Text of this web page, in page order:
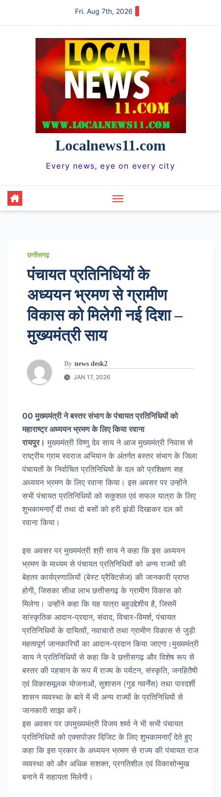
Fri. Aug 7th, 2026
Localnews11.com
Every news, eye on every city
छत्तीसगढ़
पंचायत प्रतिनिधियों के
अध्ययन भ्रमण से ग्रामीण
विकास को मिलेगी नई दिशा –
मुख्यमंत्री साय
By news desk2
JAN 17, 2026
00 मुख्यमंत्री ने बस्तर संभाग के पंचायत प्रतिनिधियों को
महाराष्ट्र अध्ययन भ्रमण के लिए किया रवाना
रायपुर। मुख्यमंत्री विष्णु देव साय ने आज मुख्यमंत्री निवास से
राष्ट्रीय ग्राम स्वराज अभियान के अंतर्गत बस्तर संभाग के जिला
पंचायतों के निर्वाचित प्रतिनिधियों के दल को प्रशिक्षण सह
अध्ययन भ्रमण के लिए रवाना किया। इस अवसर पर उन्होंने
सभी पंचायत प्रतिनिधियों को सकुशल एवं सफल यात्रा के लिए
शुभकामनाएँ दीं तथा दो बसों को हरी झंडी दिखाकर दल को
रवाना किया।
इस अवसर पर मुख्यमंत्री श्री साय ने कहा कि इस अध्ययन
भ्रमण के माध्यम से पंचायत प्रतिनिधियों को अन्य राज्यों की
बेहतर कार्यप्रणालियों (बेस्ट प्रैक्टिसेज) की जानकारी प्राप्त
होगी, जिसका सीधा लाभ छत्तीसगढ़ के ग्रामीण विकास को
मिलेगा। उन्होंने कहा कि यह यात्रा बहुउद्देशीय है, जिसमें
सांस्कृतिक आदान-प्रदान, संवाद, विचार-विमर्श, पंचायत
प्रतिनिधियों के दायित्वों, नवाचारों तथा ग्रामीण विकास से जुड़ी
महत्वपूर्ण जानकारियों का आदान-प्रदान किया जाएगा।मुख्यमंत्री
साय ने प्रतिनिधियों से कहा कि वे छत्तीसगढ़ और विशेष रूप से
बस्तर की पहचान के रूप में राज्य के पर्यटन, संस्कृति, जनहितैषी
एवं विकासमूलक योजनाओं, सुशासन (गुड गवर्नेंस) तथा पारदर्शी
शासन व्यवस्था के बारे में भी अन्य राज्यों के प्रतिनिधियों से
जानकारी साझा करें।
इस अवसर पर उपमुख्यमंत्री विजय शर्मा ने भी सभी पंचायत
प्रतिनिधियों को एक्सपोज़र विजि़ट के लिए शुभकामनाएँ देते हुए
कहा कि इस प्रकार के अध्ययन भ्रमण से राज्य की पंचायत राज
व्यवस्था को और अधिक सशक्त, प्रगतिशील एवं विकासोन्मुख
बनाने में सहायता मिलेगी।